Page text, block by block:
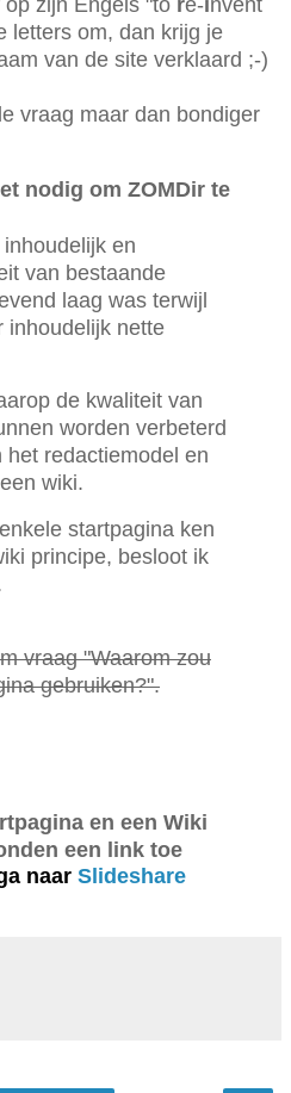
letters om, dan krijg je
van de site verklaard ;-)
vraag maar dan bondiger
nodig om ZOMDir te
en
van bestaande
laag was terwijl
inhoudelijk nette
de kwaliteit van
worden verbeterd
het redactiemodel en
wiki.
startpagina ken
principe, besloot ik
vraag "Waarom zou
gebruiken?".
en een Wiki
een link toe
naar Slideshare